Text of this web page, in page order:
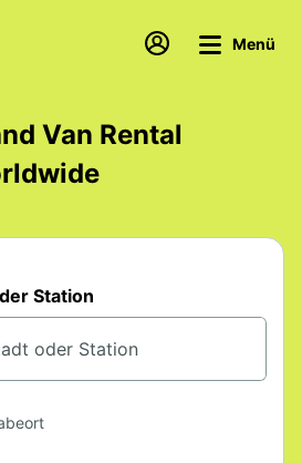
Menü
Van Rental
Station